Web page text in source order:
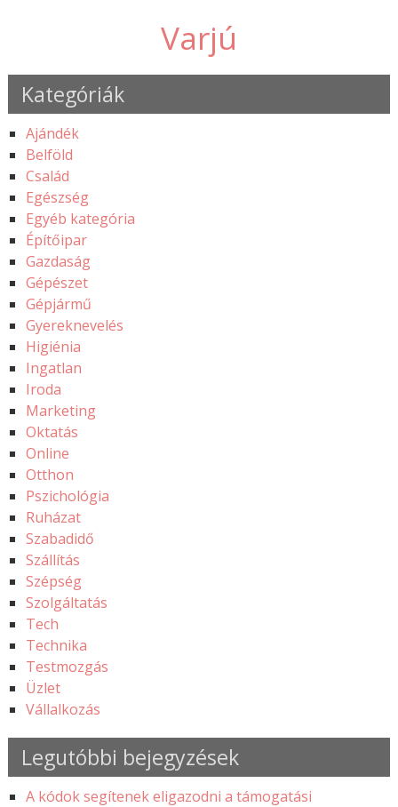
Varjú
Kategóriák
Ajándék
Belföld
Család
Egészség
Egyéb kategória
Építőipar
Gazdaság
Gépészet
Gépjármű
Gyereknevelés
Higiénia
Ingatlan
Iroda
Marketing
Oktatás
Online
Otthon
Pszichológia
Ruházat
Szabadidő
Szállítás
Szépség
Szolgáltatás
Tech
Technika
Testmozgás
Üzlet
Vállalkozás
Legutóbbi bejegyzések
A kódok segítenek eligazodni a támogatási